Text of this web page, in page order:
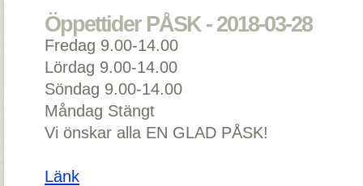
Öppettider PÅSK - 2018-03-28
Fredag 9.00-14.00
Lördag 9.00-14.00
Söndag 9.00-14.00
Måndag Stängt
Vi önskar alla EN GLAD PÅSK!
Länk